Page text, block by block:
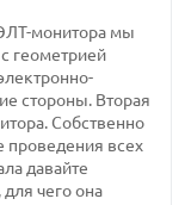
монитора мы
геометрией
стороны. Вторая
Собственно
проведения всех
давайте
чего она